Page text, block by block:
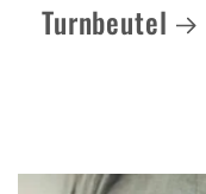
Turnbeutel